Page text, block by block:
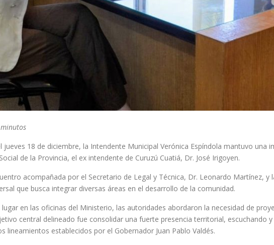
jueves 18 de diciembre, la Intendente Municipal Verónica Espíndola mantuvo
de la Provincia, el ex intendente de Curuzú Cuatiá, Dr. José Irigoyen.
acompañada por el Secretario de Legal y Técnica, Dr. Leonardo Martínez,
que busca integrar diversas áreas en el desarrollo de la comunidad.
en las oficinas del Ministerio, las autoridades abordaron la necesidad de
central delineado fue consolidar una fuerte presencia territorial, escuchando
lineamientos establecidos por el Gobernador Juan Pablo Valdés.